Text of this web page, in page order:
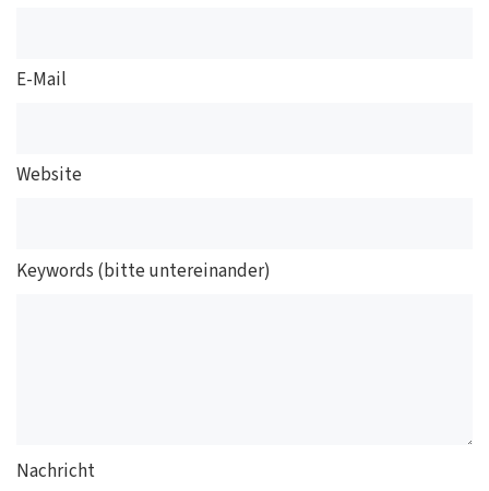
E-Mail
Website
Keywords (bitte untereinander)
Nachricht